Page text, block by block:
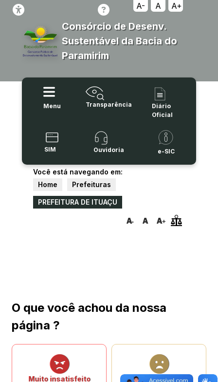
A- A A+
Consórcio de Desenv.
Sustentável da Bacia do
Paramirim
Menu Transparência
Diário
Oficial
SIM Ouvidoria e-SIC
Você está navegando em:
Home
Prefeituras
PREFEITURA DE ITUAÇU
O que você achou da nossa
página ?
Muito insatisfeito Insatisfeito